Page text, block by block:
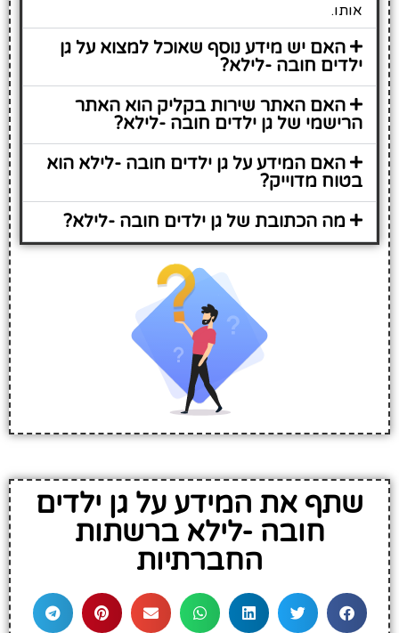
אותו.
האם יש מידע נוסף שאוכל למצוא על גן
ילדים חובה -לילא?
האם האתר שירות בקליק הוא האתר
הרישמי של גן ילדים חובה -לילא?
האם המידע על גן ילדים חובה -לילא הוא
בטוח מדוייק?
מה הכתובת של גן ילדים חובה -לילא?
שתף את המידע על גן ילדים
חובה -לילא ברשתות
החברתיות